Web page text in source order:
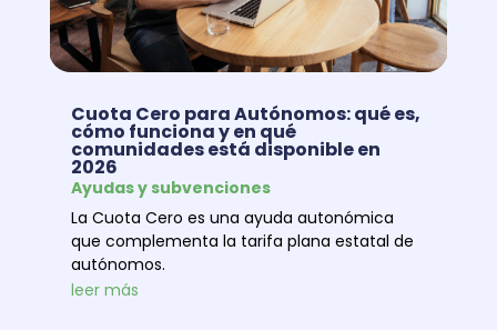
Cuota Cero para Autónomos: qué es,
cómo funciona y en qué
comunidades está disponible en
2026
Ayudas y subvenciones
La Cuota Cero es una ayuda autonómica
que complementa la tarifa plana estatal de
autónomos.
leer más